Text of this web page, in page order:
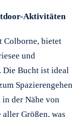
Aktivitäten
Colborne, bietet
und
Bucht ist ideal
Spazierengehen
in der Nähe von
Größen, was